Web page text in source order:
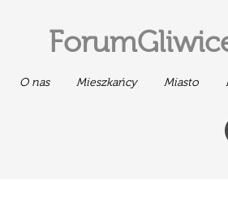
O nas Mieszkańcy Miasto